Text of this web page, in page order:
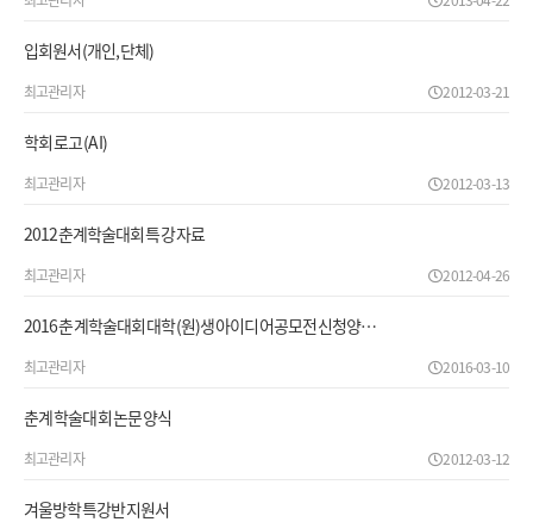
입회원서(개인, 단체)
최고관리자 2012-03-21
학회 로고 (AI)
최고관리자 2012-03-13
2012춘계학술대회 특강 자료
최고관리자 2012-04-26
2016 춘계학술대회 대학(원)생 아이디어공모전 신청양…
최고관리자 2016-03-10
춘계 학술대회 논문 양식
최고관리자 2012-03-12
겨울방학특강반 지원서